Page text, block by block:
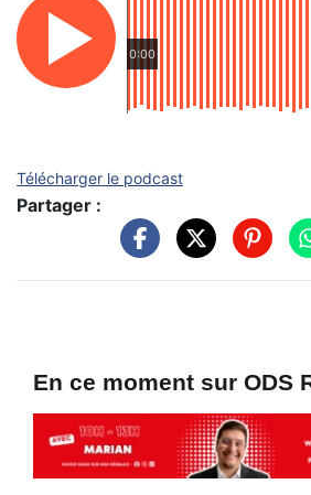
0:00
Télécharger le podcast
Partager :
En ce moment sur ODS